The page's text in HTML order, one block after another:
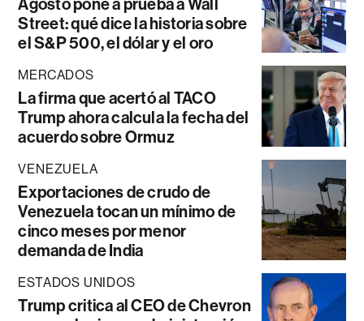
Agosto pone a prueba a Wall
Street: qué dice la historia sobre
el S&P 500, el dólar y el oro
MERCADOS
La firma que acertó al TACO
Trump ahora calcula la fecha del
acuerdo sobre Ormuz
VENEZUELA
Exportaciones de crudo de
Venezuela tocan un mínimo de
cinco meses por menor
demanda de India
ESTADOS UNIDOS
Trump critica al CEO de Chevron